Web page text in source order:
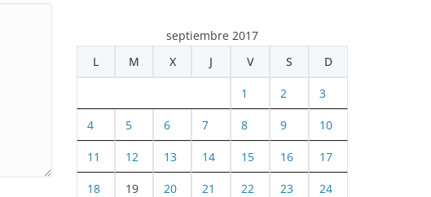
septiembre 2017
L
M X J V S D
1 2 3
4 5 6 7 8 9 10
11 12 13 14 15 16 17
18 19 20 21 22 23 24